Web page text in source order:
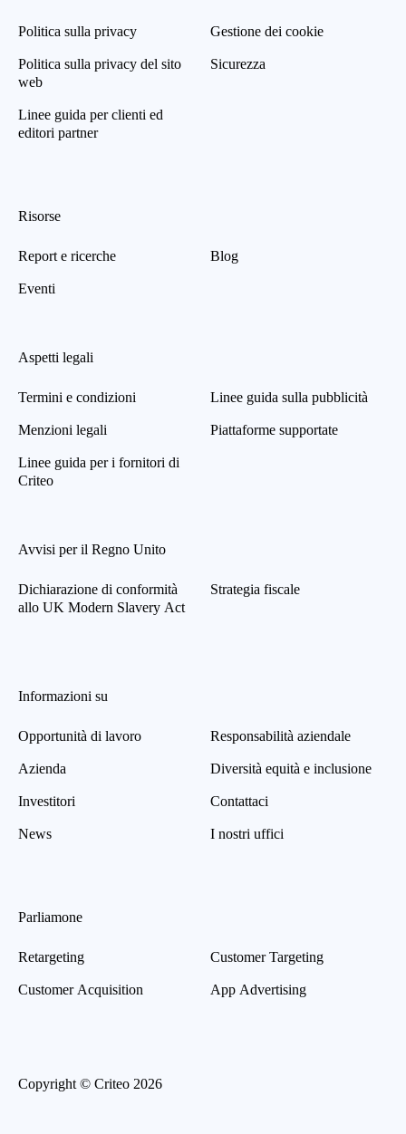
Politica sulla privacy
Politica sulla privacy del sito
web
Linee guida per clienti ed
editori partner
Gestione dei cookie
Sicurezza
Risorse
Report e ricerche
Eventi
Blog
Aspetti legali
Termini e condizioni
Menzioni legali
Linee guida per i fornitori di
Criteo
Linee guida sulla pubblicità
Piattaforme supportate
Avvisi per il Regno Unito
Dichiarazione di conformità
allo UK Modern Slavery Act
Strategia fiscale
Informazioni su
Opportunità di lavoro
Azienda
Investitori
News
Responsabilità aziendale
Diversità equità e inclusione
Contattaci
I nostri uffici
Parliamone
Retargeting
Customer Acquisition
Customer Targeting
App Advertising
Copyright © Criteo 2026